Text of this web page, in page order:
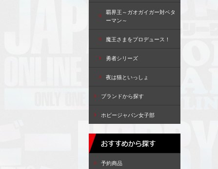
覇界王～ガオガイガー対ベタ
ーマン～
魔王さまをプロデュース！
勇者シリーズ
夜は猫といっしょ
ブランドから探す
ホビージャパン女子部
予約商品